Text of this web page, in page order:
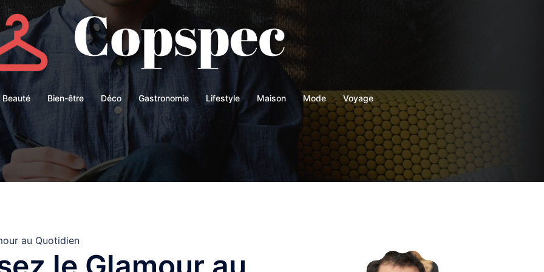
Beauté Bien-être Déco Gastronomie Lifestyle Maison Mode Voyage
au Quotidien